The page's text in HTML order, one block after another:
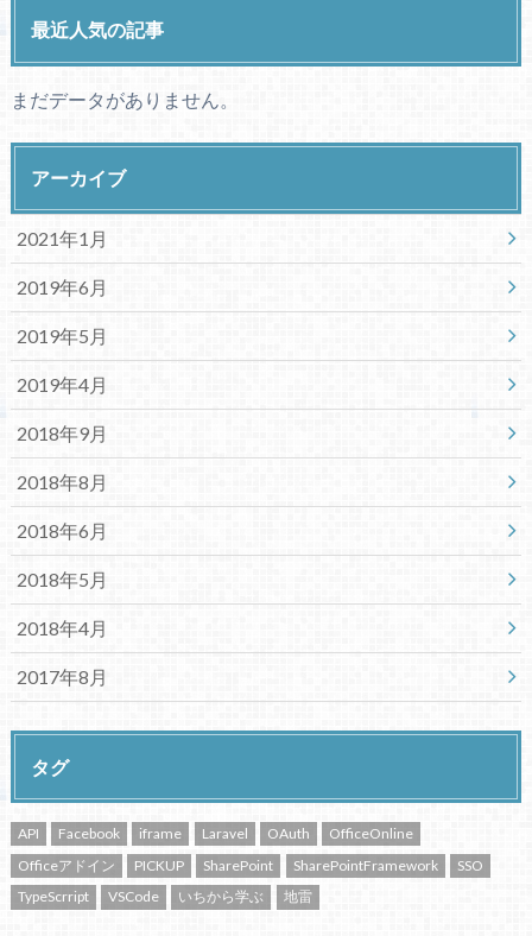
最近人気の記事
まだデータがありません。
アーカイブ
2021年1月
2019年6月
2019年5月
2019年4月
2018年9月
2018年8月
2018年6月
2018年5月
2018年4月
2017年8月
タグ
API Facebook iframe Laravel OAuth
OfficeOnline
Officeアドイン
PICKUP SharePoint SharePointFramework
SSO
TypeScrript
VSCode いちから学ぶ 地雷